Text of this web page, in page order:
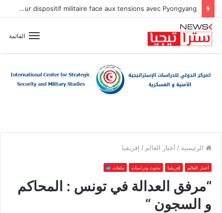
Péninsule coréenne : Washington et Séoul renforcent leur dispositif militaire face aux tensions avec Pyongyang
القائمة
الرئيسية / أخبار العالم / إفريقيا
أخبار العالم إفريقيا بحوث ودراسات ملفات
“مرفق العدالة في تونس : المحاكم
و السجون “